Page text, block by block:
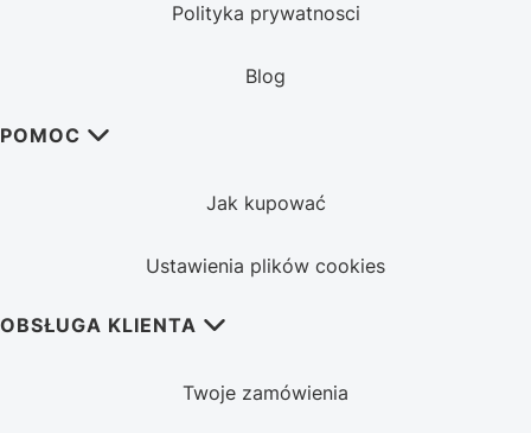
Polityka prywatnosci
Blog
POMOC
Jak kupować
Ustawienia plików cookies
OBSŁUGA KLIENTA
Twoje zamówienia